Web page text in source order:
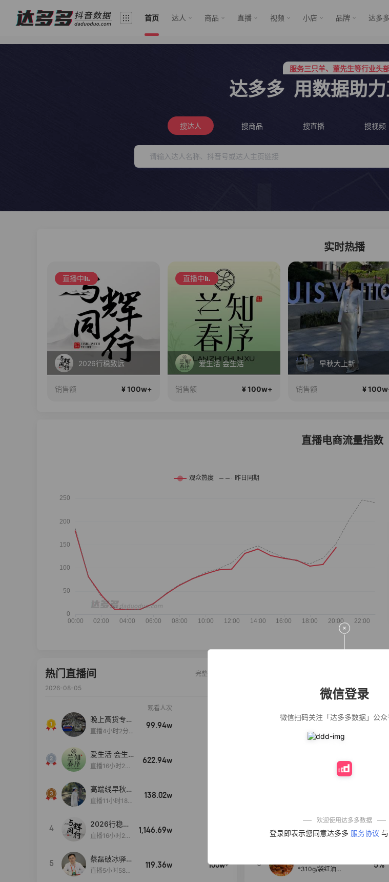
首页 达人 商品 直播 视频 小店 品牌 达多
微信登录
微信扫码关注「达多多数据」公众
欢迎使用达多多数据
登录即表示您同意达多多 服务协议 与
服务三只羊、董先生等行业头
行业价格屠夫，年卡会员低至
行业价格屠夫，年卡会员低至
达多多 用数据助
搜达人 搜商品 搜直播 搜视频
实时热播
直播中
2026行稳致远
销售额 ¥ 100w+
直播中
爱生活 会生活
销售额 ¥ 100w+
早秋大上新
销售额 ¥
直播电商流量指数
热门直播间
完整榜单
2026-08-05
观看人次
晚上高货专场
大放漏
直播4小时2分5
99.94w
爱生活 会生
活
直播16小时24
622.94w
高端线早秋现
货首发
直播11小时18分
138.02w
4
2026行稳致
远
直播16小时20
1,146.69w
5
蔡磊破冰驿站
直播间好物分
直播5小时58分
119.36w 100w+
【净浮生】油污
重油污去油王污
衣粉轻松搓洗去
污渍除菌除螨3倍
料袋厨房抽绳式
一品欢【10包鲜
凉皮】红油麻酱
10%
5
*310g/袋红油麻
5%